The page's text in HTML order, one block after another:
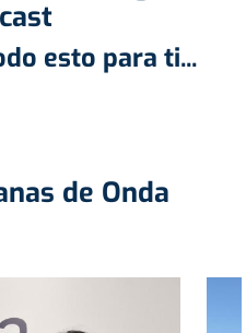
esto para ti...
de Onda